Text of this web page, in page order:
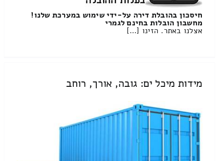
חיסכון בהובלת דירה על-ידי שימוש במערכת שלנו!
מחשבון הובלות בחינם לגמרי
אצלנו באתר. הזינו […]
מידות מיכל ים: גובה, אורך, רוחב